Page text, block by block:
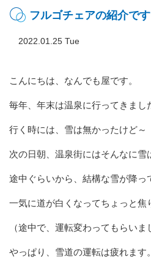
フルゴチェアの紹介です
2022.01.25 Tue
こんにちは、なんでも屋です。
毎年、年末は温泉に行ってきまし
行く時には、雪は無かったけど～
次の日朝、温泉街にはそんなに雪
途中ぐらいから、結構な雪が降っ
一気に道が白くなってちょっと
（途中で、運転変わってもらいま
やっぱり、雪道の運転は疲れます。